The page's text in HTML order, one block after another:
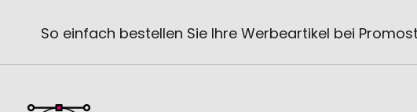
So einfach bestellen Sie Ihre Werbeartikel bei